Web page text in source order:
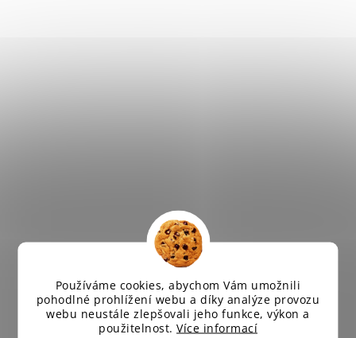
Používáme cookies, abychom Vám umožnili
pohodlné prohlížení webu a díky analýze provozu
webu neustále zlepšovali jeho funkce, výkon a
použitelnost. Více informací